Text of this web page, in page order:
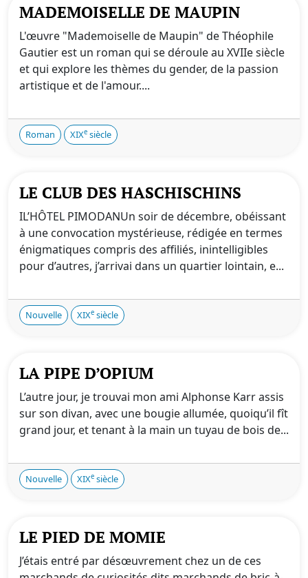
MADEMOISELLE DE MAUPIN
L'œuvre "Mademoiselle de Maupin" de Théophile
Gautier est un roman qui se déroule au XVIIe siècle
et qui explore les thèmes du gender, de la passion
artistique et de l'amour....
Roman XIXe siècle
LE CLUB DES HASCHISCHINS
IL’HÔTEL PIMODANUn soir de décembre, obéissant
à une convocation mystérieuse, rédigée en termes
énigmatiques compris des affiliés, inintelligibles
pour d’autres, j’arrivai dans un quartier lointain, e...
Nouvelle XIXe siècle
LA PIPE D’OPIUM
L’autre jour, je trouvai mon ami Alphonse Karr assis
sur son divan, avec une bougie allumée, quoiqu’il fît
grand jour, et tenant à la main un tuyau de bois de...
Nouvelle XIXe siècle
LE PIED DE MOMIE
J’étais entré par désœuvrement chez un de ces